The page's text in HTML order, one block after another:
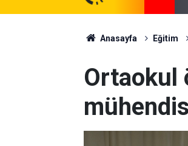
Anasayfa Eğitim
Ortaokul